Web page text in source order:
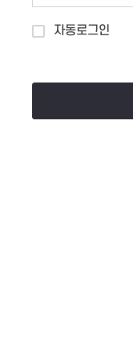
자동로그인